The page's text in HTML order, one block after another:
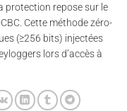
protection repose sur le
Cette méthode zéro-
(≥256 bits) injectées
lors d’accès à